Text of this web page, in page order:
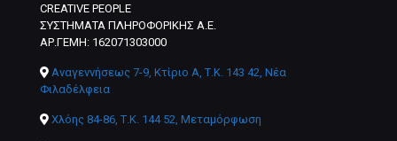
CREATIVE PEOPLE
ΣΥΣΤΗΜΑΤΑ ΠΛΗΡΟΦΟΡΙΚΗΣ Α.Ε.
ΑΡ.ΓΕΜΗ: 162071303000
Αναγεννήσεως 7-9, Κτίριο Α, Τ.Κ. 143 42, Νέα
Φιλαδέλφεια
Χλόης 84-86, Τ.Κ. 144 52, Μεταμόρφωση